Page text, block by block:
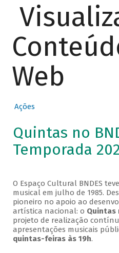
Web
Ações
Quintas no
Temporada
O Espaço Cultural BNDES
musical em julho de 1985.
pioneiro no apoio ao
artística nacional: o Quintas
projeto de realização
apresentações musicais
quintas-feiras às 19h.